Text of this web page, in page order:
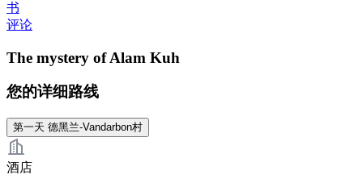
书
评论
The mystery of Alam Kuh
您的详细路线
第一天 德黑兰-Vandarbon村
酒店